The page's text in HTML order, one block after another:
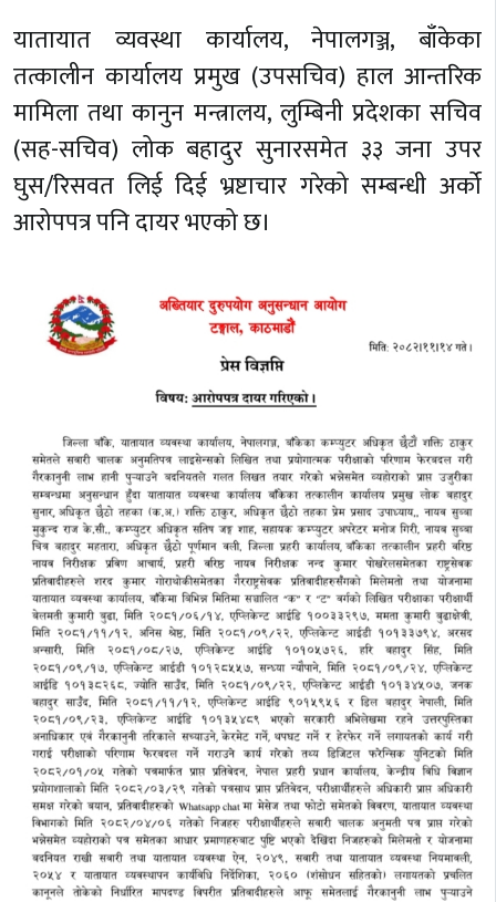
यातायात व्यवस्था कार्यालय, नेपालगञ्ज, बाँकेका
तत्कालीन कार्यालय प्रमुख (उपसचिव) हाल आन्तरिक
मामिला तथा कानुन मन्त्रालय, लुम्बिनी प्रदेशका सचिव
(सह-सचिव) लोक बहादुर सुनारसमेत ३३ जना उपर
घुस/रिसवत लिई दिई भ्रष्टाचार गरेको सम्बन्धी अर्को
आरोपपत्र पनि दायर भएको छ।